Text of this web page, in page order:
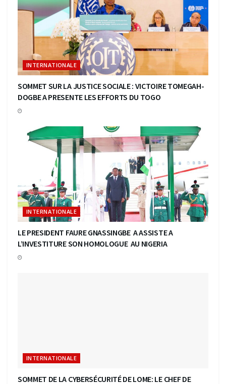
INTERNATIONALE
SOMMET SUR LA JUSTICE SOCIALE : VICTOIRE TOMEGAH-
DOGBE A PRESENTE LES EFFORTS DU TOGO
INTERNATIONALE
LE PRESIDENT FAURE GNASSINGBE A ASSISTE A
L’INVESTITURE SON HOMOLOGUE AU NIGERIA
INTERNATIONALE
SOMMET DE LA CYBERSÉCURITÉ DE LOME: LE CHEF DE